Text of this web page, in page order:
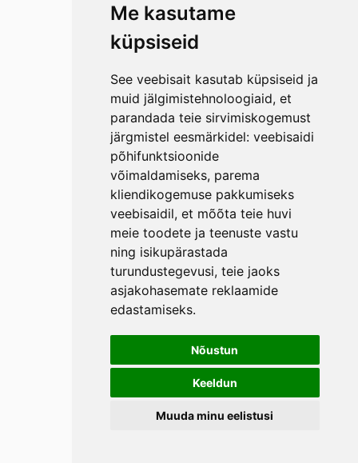
Me kasutame
küpsiseid
See veebisait kasutab küpsiseid ja
muid jälgimistehnoloogiaid, et
parandada teie sirvimiskogemust
järgmistel eesmärkidel: veebisaidi
põhifunktsioonide
võimaldamiseks, parema
kliendikogemuse pakkumiseks
veebisaidil, et mõõta teie huvi
meie toodete ja teenuste vastu
ning isikupärastada
turundustegevusi, teie jaoks
asjakohasemate reklaamide
edastamiseks.
Nõustun
Keeldun
Muuda minu eelistusi